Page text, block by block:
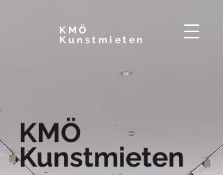
KMÖ
Kunstmieten
KMÖ
Kunstmieten